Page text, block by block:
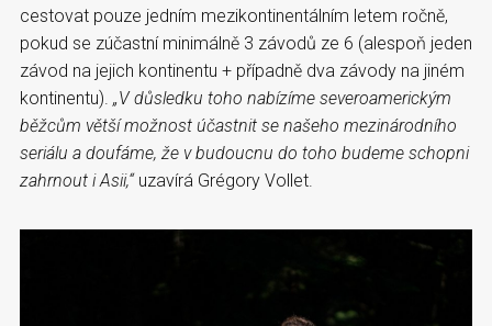
cestovat pouze jedním mezikontinentálním letem ročně,
pokud se zúčastní minimálně 3 závodů ze 6 (alespoň jeden
závod na jejich kontinentu + případně dva závody na jiném
kontinentu). „V důsledku toho nabízíme severoamerickým
běžcům větší možnost účastnit se našeho mezinárodního
seriálu a doufáme, že v budoucnu do toho budeme schopni
zahrnout i Asii,“uzavírá Grégory Vollet.